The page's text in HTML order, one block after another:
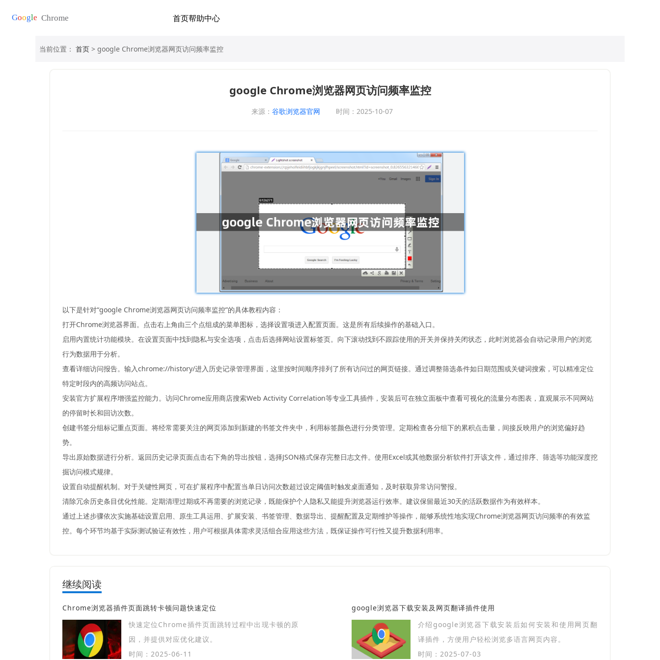
首页帮助中心
当前位置： 首页 > google Chrome浏览器网页访问频率监控
google Chrome浏览器网页访问频率监控
来源： 谷歌浏览器官网 时间：2025-10-07
以下是针对“google Chrome浏览器网页访问频率监控”的具体教程内容：
打开Chrome浏览器界面。点击右上角由三个点组成的菜单图标，选择设置项进入配置页面。这是所有后续操作的基础入口。
启用内置统计功能模块。在设置页面中找到隐私与安全选项，点击后选择网站设置标签页。向下滚动找到不跟踪使用的开关并保持关闭状态，此时浏览器会自动记录用户的浏览
行为数据用于分析。
查看详细访问报告。输入chrome://history/进入历史记录管理界面，这里按时间顺序排列了所有访问过的网页链接。通过调整筛选条件如日期范围或关键词搜索，可以精准定位
特定时段内的高频访问站点。
安装官方扩展程序增强监控能力。访问Chrome应用商店搜索Web Activity Correlation等专业工具插件，安装后可在独立面板中查看可视化的流量分布图表，直观展示不同网站
的停留时长和回访次数。
创建书签分组标记重点页面。将经常需要关注的网页添加到新建的书签文件夹中，利用标签颜色进行分类管理。定期检查各分组下的累积点击量，间接反映用户的浏览偏好趋
势。
导出原始数据进行分析。返回历史记录页面点击右下角的导出按钮，选择JSON格式保存完整日志文件。使用Excel或其他数据分析软件打开该文件，通过排序、筛选等功能深度挖
掘访问模式规律。
设置自动提醒机制。对于关键性网页，可在扩展程序中配置当单日访问次数超过设定阈值时触发桌面通知，及时获取异常访问警报。
清除冗余历史条目优化性能。定期清理过期或不再需要的浏览记录，既能保护个人隐私又能提升浏览器运行效率。建议保留最近30天的活跃数据作为有效样本。
通过上述步骤依次实施基础设置启用、原生工具运用、扩展安装、书签管理、数据导出、提醒配置及定期维护等操作，能够系统性地实现Chrome浏览器网页访问频率的有效监
控。每个环节均基于实际测试验证有效性，用户可根据具体需求灵活组合应用这些方法，既保证操作可行性又提升数据利用率。
继续阅读
Chrome浏览器插件页面跳转卡顿问题快速定位
快速定位Chrome插件页面跳转过程中出现卡顿的原
因，并提供对应优化建议。
时间：2025-06-11
google浏览器下载安装及网页翻译插件使用
介绍google浏览器下载安装后如何安装和使用网页翻
译插件，方便用户轻松浏览多语言网页内容。
时间：2025-07-03